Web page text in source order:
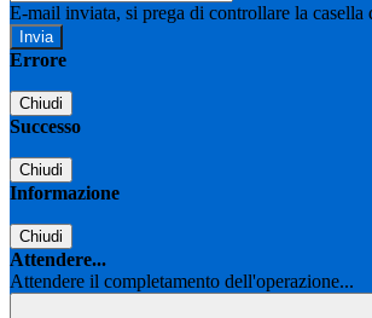
E-mail inviata, si prega di controllare la casella
Errore
Chiudi
Successo
Chiudi
Informazione
Chiudi
Attendere...
Attendere il completamento dell'operazione...